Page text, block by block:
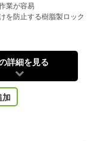
業が容易
を防止する樹脂製ロック
詳細を見る
加